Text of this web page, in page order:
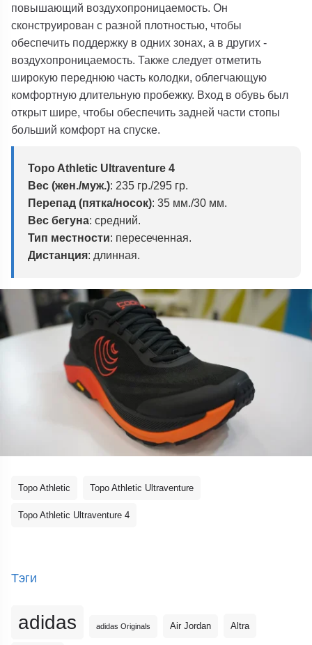
повышающий воздухопроницаемость. Он
сконструирован с разной плотностью, чтобы
обеспечить поддержку в одних зонах, а в других -
воздухопроницаемость. Также следует отметить
широкую переднюю часть колодки, облегчающую
комфортную длительную пробежку. Вход в обувь был
открыт шире, чтобы обеспечить задней части стопы
больший комфорт на спуске.
Topo Athletic Ultraventure 4
Вес (жен./муж.): 235 гр./295 гр.
Перепад (пятка/носок): 35 мм./30 мм.
Вес бегуна: средний.
Тип местности: пересеченная.
Дистанция: длинная.
Topo Athletic Topo Athletic Ultraventure
Topo Athletic Ultraventure 4
Тэги
adidas adidas Originals Air Jordan Altra